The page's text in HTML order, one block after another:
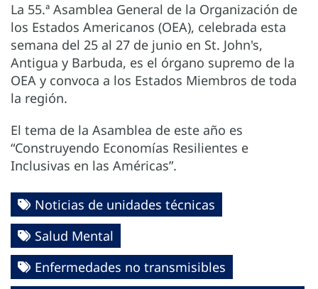
La 55.ª Asamblea General de la Organización de
los Estados Americanos (OEA), celebrada esta
semana del 25 al 27 de junio en St. John's,
Antigua y Barbuda, es el órgano supremo de la
OEA y convoca a los Estados Miembros de toda
la región.
El tema de la Asamblea de este año es
“Construyendo Economías Resilientes e
Inclusivas en las Américas”.
Noticias de unidades técnicas
Salud Mental
Enfermedades no transmisibles